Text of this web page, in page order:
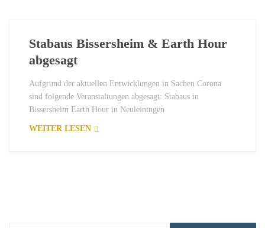
Stabaus Bissersheim & Earth Hour
abgesagt
Aufgrund der aktuellen Entwicklungen in Sachen Corona
sind folgende Veranstaltungen abgesagt: Stabaus in
Bissersheim Earth Hour in Neuleiningen
WEITER LESEN